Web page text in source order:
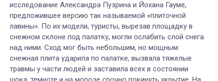
исследование Александра Пузрина и Йохана Гауме,
предложившее версию так называемой «плиточной
лавины». По их модели, туристы, вырезав площадку в
снежном склоне под палатку, могли ослабить слой снега
над ними. Сход мог быть небольшим, но мощным:
снежная плита ударила по палатке, вызвала тяжелые
травмы у части людей и заставила всех в состоянии